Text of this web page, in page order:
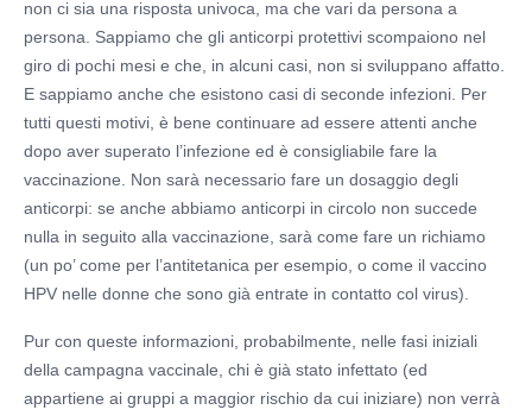
non ci sia una risposta univoca, ma che vari da persona a
persona. Sappiamo che gli anticorpi protettivi scompaiono nel
giro di pochi mesi e che, in alcuni casi, non si sviluppano affatto.
E sappiamo anche che esistono casi di seconde infezioni. Per
tutti questi motivi, è bene continuare ad essere attenti anche
dopo aver superato l’infezione ed è consigliabile fare la
vaccinazione. Non sarà necessario fare un dosaggio degli
anticorpi: se anche abbiamo anticorpi in circolo non succede
nulla in seguito alla vaccinazione, sarà come fare un richiamo
(un po’ come per l’antitetanica per esempio, o come il vaccino
HPV nelle donne che sono già entrate in contatto col virus).
Pur con queste informazioni, probabilmente, nelle fasi iniziali
della campagna vaccinale, chi è già stato infettato (ed
appartiene ai gruppi a maggior rischio da cui iniziare) non verrà